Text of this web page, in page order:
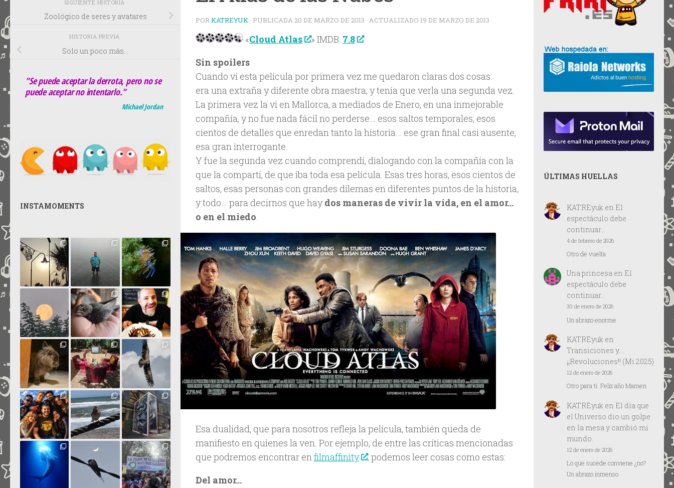
POR KATREYUK · PUBLICADA 20 DE MARZO DE 2013 · ACTUALIZADO 19 DE MARZO DE 2013
«Cloud Atlas » IMDB: 7.8
Sin spoilers
Cuando vi esta película por primera vez me quedaron claras dos cosas:
era una extraña y diferente obra maestra, y tenía que verla una segunda vez.
La primera vez la vi en Mallorca, a mediados de Enero, en una inmejorable
compañía, y no fue nada fácil no perderse… esos saltos temporales, esos
cientos de detalles que enredan tanto la historia… ese gran final casi ausente,
esa gran interrogante.
Y fue la segunda vez cuando comprendí, dialogando con la compañía con la
que la compartí, de que iba toda esa película. Esas tres horas, esos cientos de
saltos, esas personas con grandes dilemas en diferentes puntos de la historia,
y todo… para decirnos que haydos maneras de vivir la vida, en el amor…
o en el miedo
Esa dualidad, que para nosotros refleja la película, también queda de
manifiesto en quienes la ven. Por ejemplo, de entre las críticas mencionadas
que podremos encontrar en filmaffinity
, podemos leer cosas como estas:
Del amor…
SIGUIENTE HISTORIA
Zoológico de seres y avatares
HISTORIA PREVIA
Solo un poco más…
"Se puede aceptar la derrota, pero no se
puede aceptar no intentarlo."
Michael Jordan
INSTAMOMENTS
ÚLTIMAS HUELLAS
KATREyuk en El
espectáculo debe
continuar…
4 de febrero de 2026
Otro de vuelta
Una princesaen El
espectáculo debe
continuar…
30 de enero de 2026
Un abrazo enorme
KATREyuken
Transiciones y…
¡¡Revoluciones!! (Mi 2025)
12 de enero de 2026
Otro para ti. Feliz año Mamen
KATREyuk en El día que
el Universo dio un golpe
en la mesa y cambió mi
mundo.
12 de enero de 2026
Lo que sucede conviene ¿no?
Un abrazo inmenso